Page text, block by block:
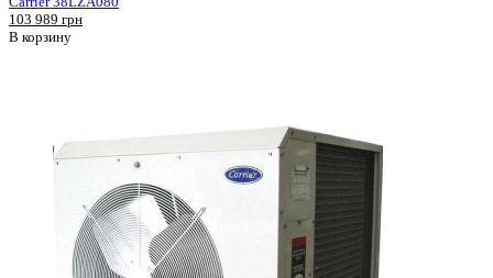
103 989 грн
В корзину